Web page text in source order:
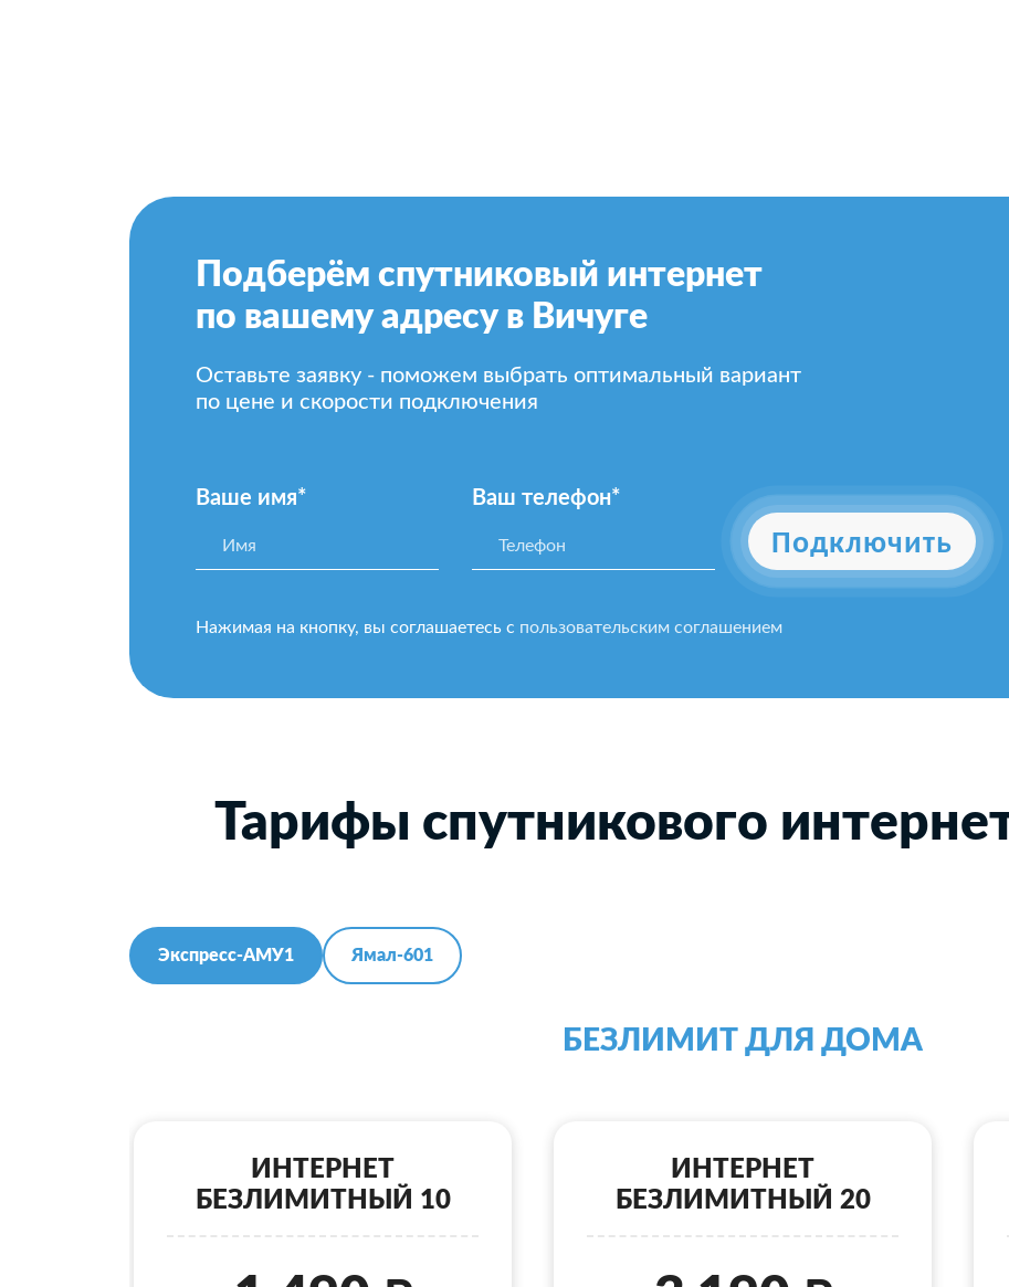
Подберём спутниковый интернет
по вашему адресу в Вичуге
Оставьте заявку - поможем выбрать оптимальный вариант
по цене и скорости подключения
Ваше имя* Ваш телефон*
Подключить
Нажимая на кнопку, вы соглашаетесь с пользовательским соглашением
Тарифы спутникового
Экспресс-АМУ1 Ямал-601
БЕЗЛИМИТ ДЛЯ ДОМА
ИНТЕРНЕТ
БЕЗЛИМИТНЫЙ 10
ИНТЕРНЕТ
БЕЗЛИМИТНЫЙ 20